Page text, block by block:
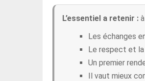
L’essentiel a retenir :
Les échanges
Le respect et
Un premier
Il vaut mieux